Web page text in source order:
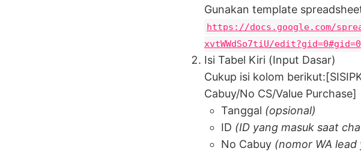
Gunakan template
https://docs.google.com/
xvtWWdSo7tiU/edit?gid=0#gid=0
Isi Tabel Kiri (Input Dasar)
Cukup isi kolom
Cabuy/No CS/Value Purchase]
Tanggal (opsional)
ID (ID yang masuk saat
No Cabuy (nomor WA